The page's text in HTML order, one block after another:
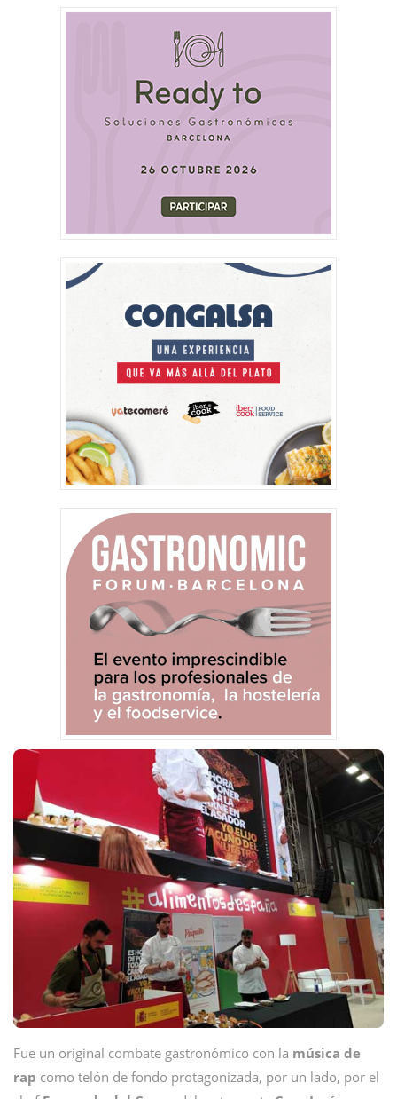
Fue un original combate gastronómico con la música de
rap como telón de fondo protagonizada, por un lado, por el